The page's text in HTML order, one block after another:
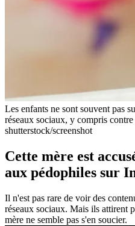
Les enfants ne sont souvent pas
réseaux sociaux, y compris
shutterstock/screenshot
Cette mère est
aux pédophiles sur
Il n'est pas rare de voir des
réseaux sociaux. Mais ils attirent
mère ne semble pas s'en soucier.